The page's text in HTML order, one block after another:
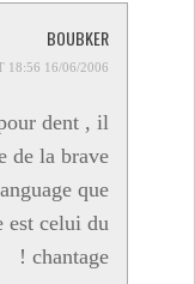
BOUBKER
16/06/2006 AT 18:56
dent , il
de la brave
que
est celui du
chantage !